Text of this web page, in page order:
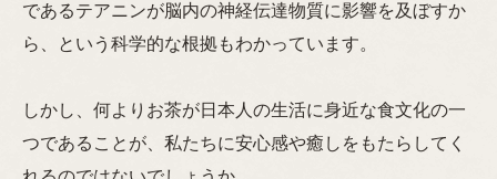
であるテアニンが脳内の神経伝達物質に影響を及ぼすか
ら、という科学的な根拠もわかっています。
しかし、何よりお茶が日本人の生活に身近な食文化の一
つであることが、私たちに安心感や癒しをもたらしてく